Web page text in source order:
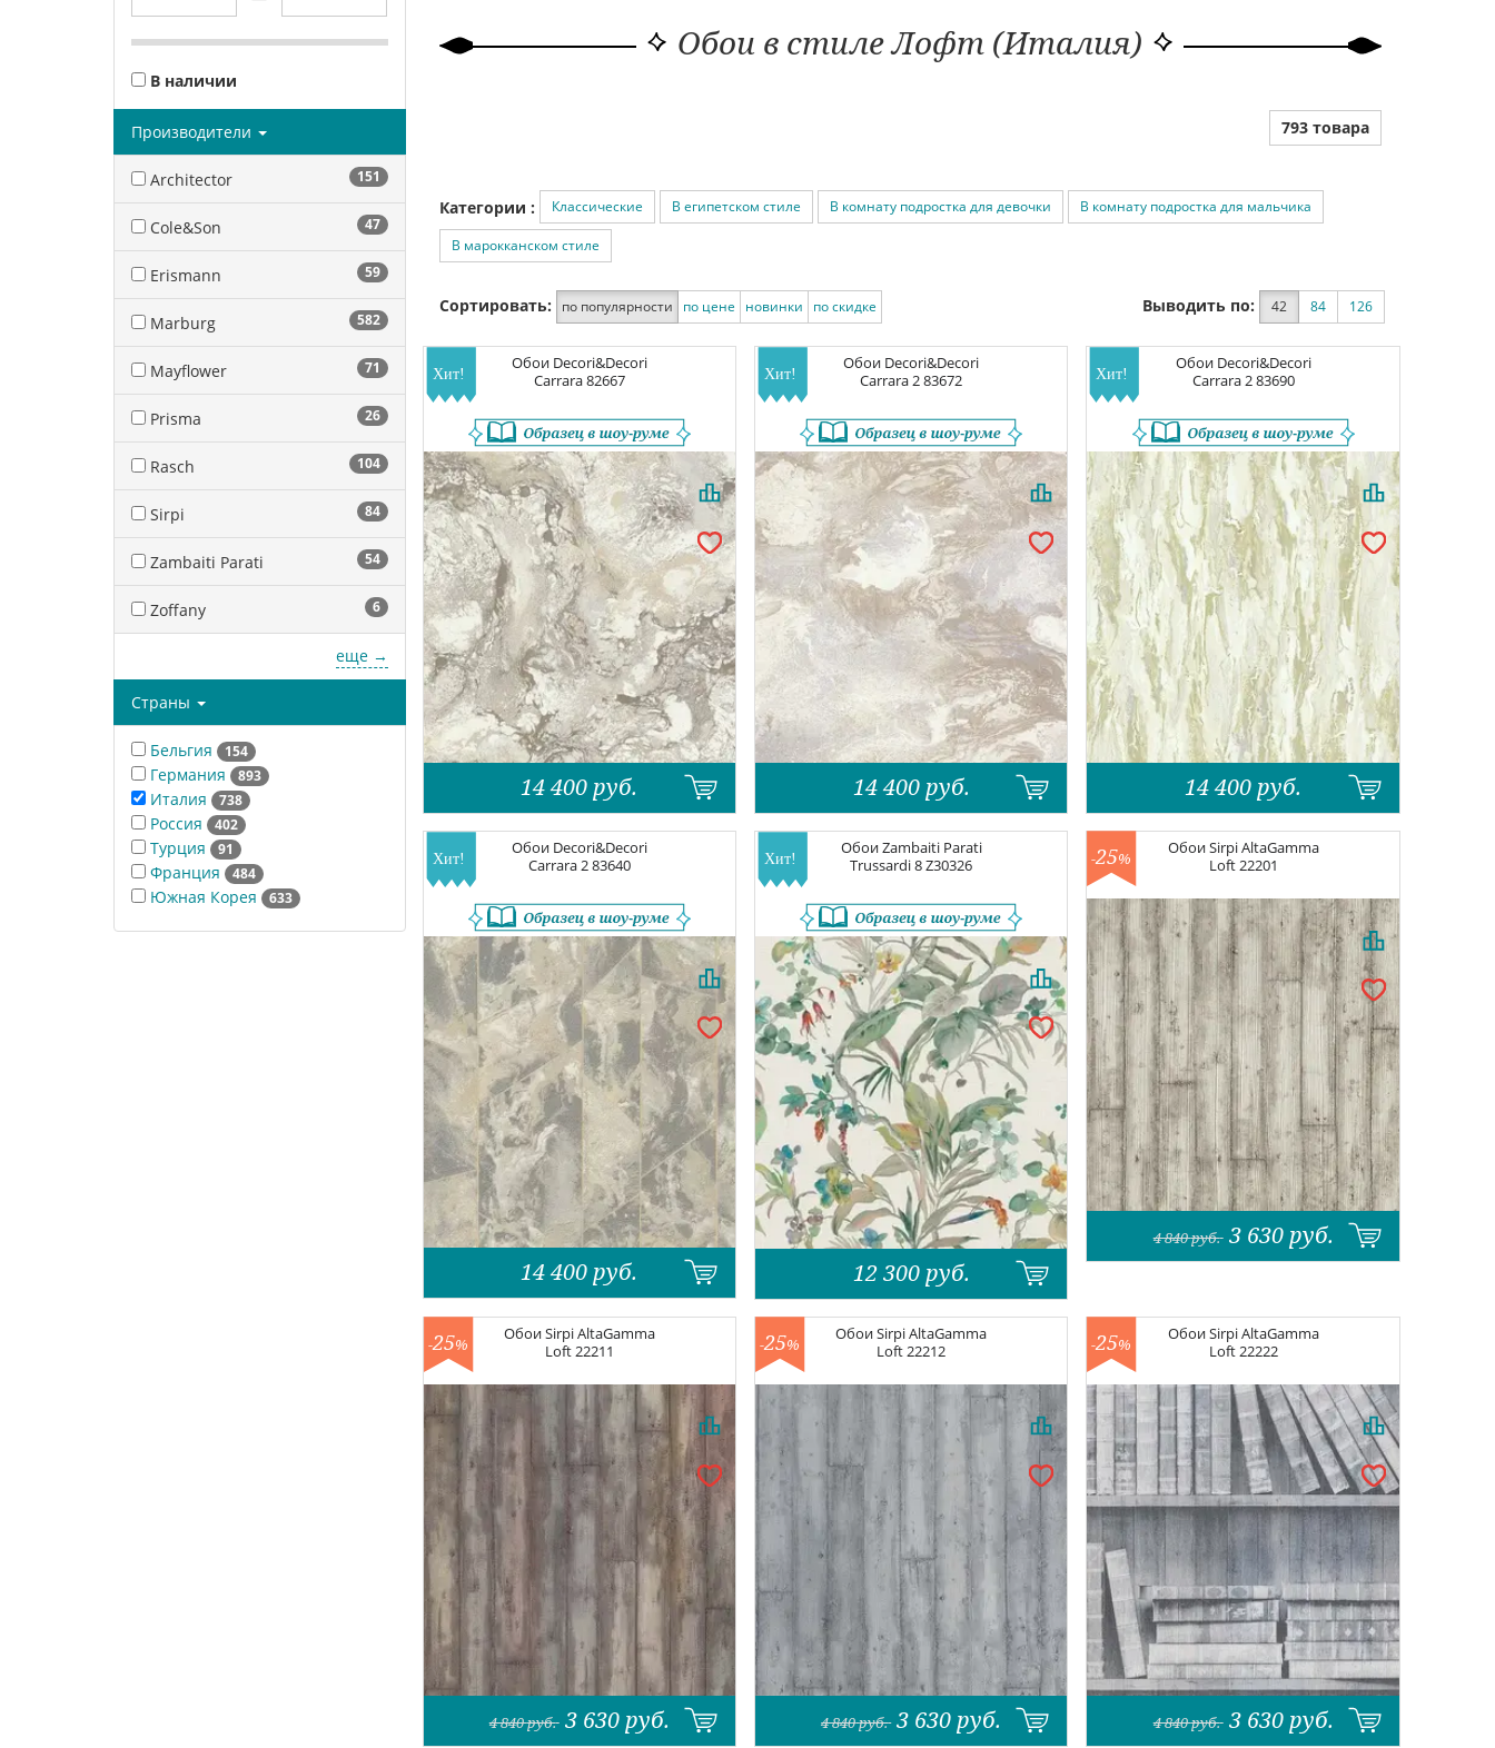
В наличии
Производители
Architector 151
Cole&Son 47
Erismann 59
Marburg 582
Mayflower 71
Prisma 26
Rasch 104
Sirpi 84
Zambaiti Parati 54
Zoffany 6
еще →
Страны
Бельгия 154
Германия 893
Италия 738
Россия 402
Турция 91
Франция 484
Южная Корея 633
Обои в стиле Лофт (Италия)
793 товара
Категории : Классические В египетском стиле В комнату подростка для девочки В комнату подростка для мальчика
В марокканском стиле
Сортировать: по популярности по цене новинки по скидке Выводить по: 42 84 126
Обои Decori&Decori
Carrara82667
14 400 руб.
Обои Decori&Decori
Carrara 283672
14 400 руб.
Обои Decori&Decori
Carrara 283690
14 400 руб.
Обои Decori&Decori
Carrara 283640
14 400 руб.
ОбоиZambaiti Parati
Trussardi 8Z30326
12 300 руб.
ОбоиSirpi AltaGamma
Loft22201
-25%
4 840руб. 3 630 руб.
ОбоиSirpi AltaGamma
Loft22211
-25%
4 840руб. 3 630 руб.
ОбоиSirpi AltaGamma
Loft22212
-25%
4 840руб. 3 630 руб.
ОбоиSirpi AltaGamma
Loft22222
-25%
4 840руб. 3 630 руб.